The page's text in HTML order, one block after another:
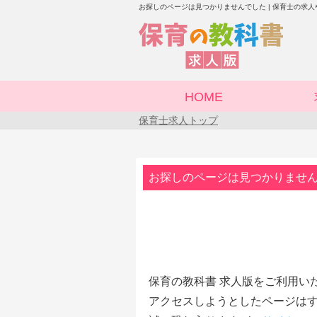
お探しのページは見つかりませんでした | 保育士の求
HOME
保育士求人トップ
お探しのページは見つかりませ
保育の教科書 求人版をご利用い
アクセスしようとしたページは